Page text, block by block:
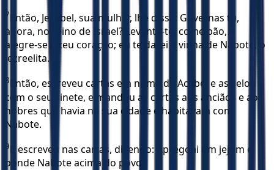
7
Então, Jezabel, sua mulher, lhe disse: Governas tu,
agora, no reino de Israel? Levanta-te, come pão, e
alegre-se o teu coração; eu te darei a vinha de Nabote, o
jezreelita.
8
Então, escreveu cartas em nome de Acabe, e as selou
com o seu sinete, e mandou as cartas aos anciãos e aos
nobres que havia na sua cidade e habitavam com
Nabote.
9
E escreveu nas cartas, dizendo: Apregoai um jejum e
ponde Nabote acima do povo.